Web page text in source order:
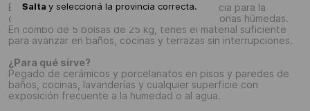
Salta y seleccioná la provincia correcta.
El adhesivo Weber Impermeable es la referencia para la
colocación de cerámicos y porcelanatos en zonas húmedas.
En combo de 5 bolsas de 25 kg, tenés el material suficiente
para avanzar en baños, cocinas y terrazas sin interrupciones.
¿Para qué sirve?
Pegado de cerámicos y porcelanatos en pisos y paredes de
baños, cocinas, lavanderías y cualquier superficie con
exposición frecuente a la humedad o al agua.